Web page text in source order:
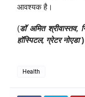
आवश्यक है।
(डॉ अमित श्रीवास्तव,
हॉस्पिटल, ग्रेटर नोएडा)
Health